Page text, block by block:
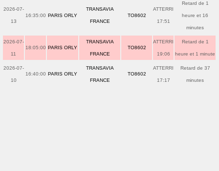
2026-07-
13
16:35:00 PARIS ORLY
TRANSAVIA
FRANCE
TO8602
ATTERRI
17:51
Retard de 1
heure et 16
minutes
2026-07-
11
18:05:00 PARIS ORLY
TRANSAVIA
FRANCE
TO8602
ATTERRI
19:06
Retard de 1
heure et 1 minute
2026-07-
10
16:40:00 PARIS ORLY
TRANSAVIA
FRANCE
TO8602
ATTERRI
17:17
Retard de 37
minutes